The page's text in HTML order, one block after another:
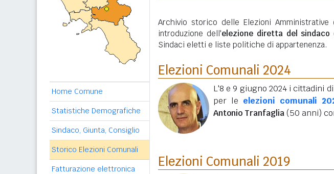
Home Comune
Statistiche Demografiche
Sindaco, Giunta, Consiglio
Storico Elezioni Comunali
Fatturazione elettronica
Archivio storico delle Elezioni
introduzione dell'elezione diretta del sindaco
Sindaci eletti e liste politiche di appartenenza.
Elezioni Comunali 2024
L'8 e 9 giugno 2024 i cittadini
per le elezioni comunali
Antonio Tranfaglia(50 anni)
Elezioni Comunali 2019